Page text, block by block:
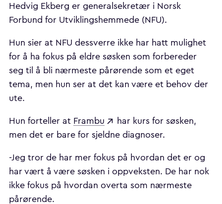
Hedvig Ekberg er generalsekretær i Norsk
Forbund for Utviklingshemmede (NFU).
Hun sier at NFU dessverre ikke har hatt mulighet
for å ha fokus på eldre søsken som forbereder
seg til å bli nærmeste pårørende som et eget
tema, men hun ser at det kan være et behov der
ute.
Hun forteller at Frambu
har kurs for søsken,
men det er bare for sjeldne diagnoser.
-Jeg tror de har mer fokus på hvordan det er og
har vært å være søsken i oppveksten. De har nok
ikke fokus på hvordan overta som nærmeste
pårørende.